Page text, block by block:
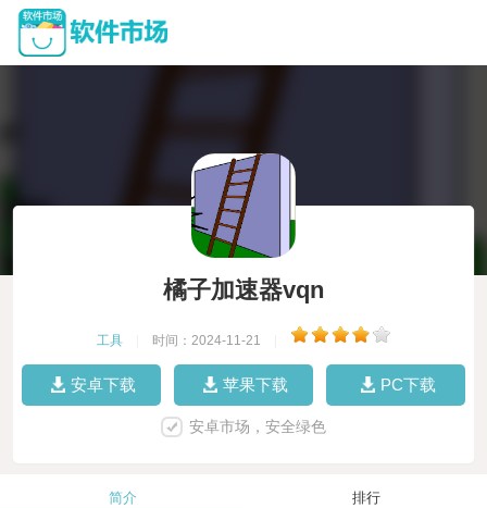
橘子加速器vqn
工具 时间：2024-11-21
安卓下载 苹果下载 PC下载
安卓市场，安全绿色
简介 排行